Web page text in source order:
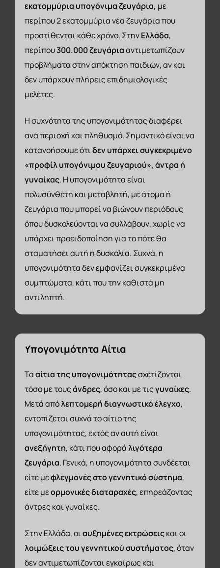
εκατομμύρια υπογόνιμα ζευγάρια, με
περίπου 2 εκατομμύρια νέα ζευγάρια που
προστίθενται κάθε χρόνο. ΣτηνΕλλάδα,
περίπου300.000 ζευγάριααντιμετωπίζουν
προβλήματα στην απόκτηση παιδιών, αν και
δεν υπάρχουν πλήρεις επιδημιολογικές
μελέτες.
Η συχνότητα της υπογονιμότητας διαφέρει
ανά περιοχή και πληθυσμό. Σημαντικό είναι να
κατανοήσουμε ότιδεν υπάρχει συγκεκριμένο
«προφίλ υπογόνιμου ζευγαριού», άντρα ή
γυναίκας. Η υπογονιμότητα είναι
πολυσύνθετη και μεταβλητή, με άτομα ή
ζευγάρια που μπορεί να βιώνουν περιόδους
όπου δυσκολεύονται να συλλάβουν, χωρίς να
υπάρχει προειδοποίηση για το πότε θα
σταματήσει αυτή η δυσκολία. Συχνά, η
υπογονιμότητα δεν εμφανίζει συγκεκριμένα
συμπτώματα, κάτι που την καθιστά μη
αντιληπτή.
ΥπογονιμότηταΑίτια
Τααίτια της υπογονιμότηταςσχετίζονται
τόσο με τουςάνδρες, όσο και με τιςγυναίκες.
Μετά απόλεπτομερή διαγνωστικό έλεγχο,
εντοπίζεται συχνά το αίτιο της
υπογονιμότητας, εκτός αν αυτή είναι
ανεξήγητη, κάτι που αφοράλιγότερα
ζευγάρια. Γενικά, η υπογονιμότητα συνδέεται
είτε μεφλεγμονές στο γεννητικό σύστημα,
είτε μεορμονικές διαταραχές, επηρεάζοντας
άντρες και γυναίκες.
Στην Ελλάδα, οιαυξημένες εκτρώσειςκαι οι
λοιμώξεις του γεννητικού συστήματος, όταν
δεν αντιμετωπίζονται εγκαίρως και